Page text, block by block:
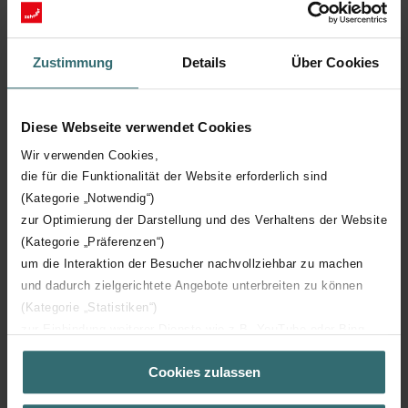
Zustimmung Details Über Cookies
Diese Webseite verwendet Cookies
Wir verwenden Cookies,
die für die Funktionalität der Website erforderlich sind
(Kategorie „Notwendig“)
zur Optimierung der Darstellung und des Verhaltens der Website
(Kategorie „Präferenzen“)
um die Interaktion der Besucher nachvollziehbar zu machen
und dadurch zielgerichtete Angebote unterbreiten zu können
(Kategorie „Statistiken“)
(Kategorie „Marketing“)
Über „Details zeigen“ bzw. die Datenschutzerklärung erhalten
Sie weitere Informationen. Durch die Auswahl der Kategorie
Cookies zulassen
Disponible pour le fonctionnement électrique
Détails techniques
Modèle électrique
Cliquez pour plus de détails